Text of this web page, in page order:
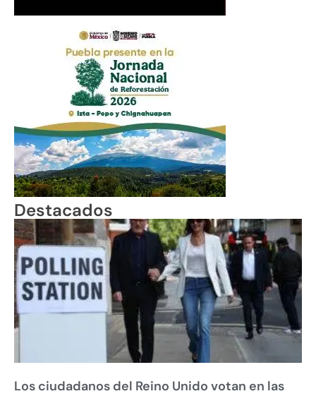
Destacados
Los ciudadanos del Reino Unido votan en las